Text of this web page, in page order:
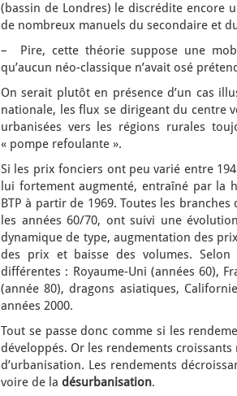
(bassin de Londres) le discrédite encore
de nombreux manuels du secondaire et
– Pire, cette théorie suppose une
qu’aucun néo-classique n’avait osé
On serait plutôt en présence d’un cas
nationale, les flux se dirigeant du centre
urbanisées vers les régions rurales
« pompe refoulante ».
Si les prix fonciers ont peu varié entre
lui fortement augmenté, entraîné par la
BTP à partir de 1969. Toutes les
les années 60/70, ont suivi une
dynamique de type, augmentation des
des prix et baisse des volumes.
différentes : Royaume-Uni (années 60),
(année 80), dragons asiatiques,
années 2000.
Tout se passe donc comme si les
développés. Or les rendements
d’urbanisation. Les rendements
voire de la désurbanisation.